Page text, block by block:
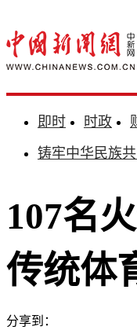
即时 时政
铸牢中华民族
107名
传统体
分享到：